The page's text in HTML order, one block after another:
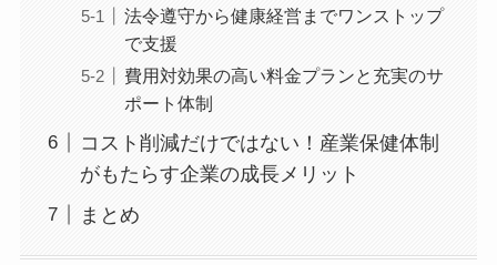
50名以上の事業所ならMedpartnerの産
業保健サポートがおすすめ
法令遵守から健康経営までワンストッ
プで支援
費用対効果の高い料金プランと充実の
サポート体制
コスト削減だけではない！産業保健体制